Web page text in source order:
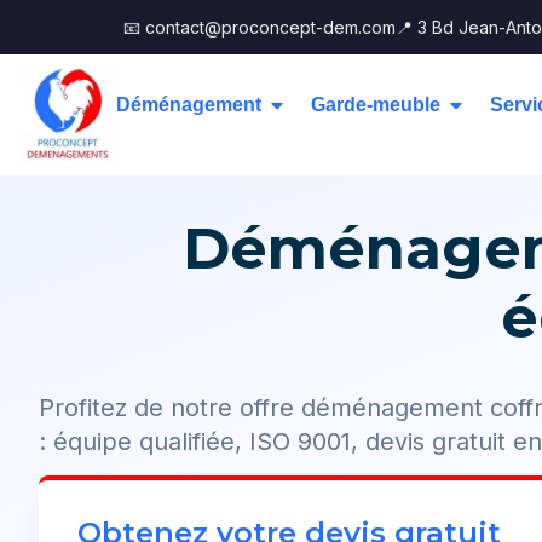
📧 contact@proconcept-dem.com 📍 3 Bd Jean-
Déménagement Garde-meuble
Profitez de notre offre déménagement
: équipe qualifiée, ISO 9001, devis gratuit
Obtenez votre devis gratuit